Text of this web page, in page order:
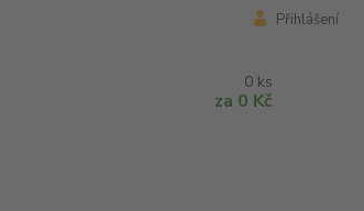
Přihlášení
0 ks
za 0 Kč